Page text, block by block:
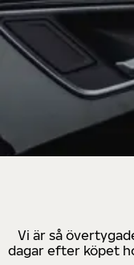
Vi är så
dagar efter köpet